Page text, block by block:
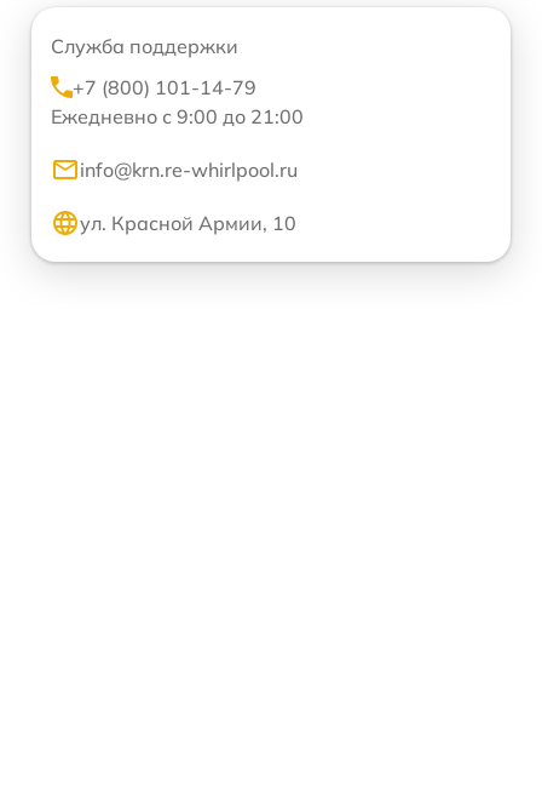
Служба поддержки
+7 (800) 101-14-79
Ежедневно с 9:00 до 21:00
info@krn.re-whirlpool.ru
ул. Красной Армии, 10